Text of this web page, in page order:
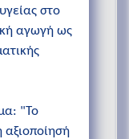
στο
αγωγή ως
"Το